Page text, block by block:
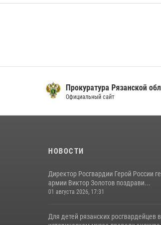
Прокуратура Рязанской
Официальный сайт
НОВОСТИ
Директор Росгвардии Герой России
армии Виктор Золотов поздрави...
01 августа 2026, 17:31
Для детей рязанских росгвардейцев в